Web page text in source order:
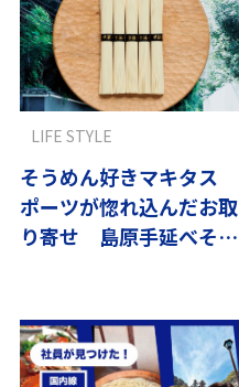
そうめん好きマキタス
ポーツが惚れ込んだお取
り寄せ 島原手延べそう
LIFE STYLE